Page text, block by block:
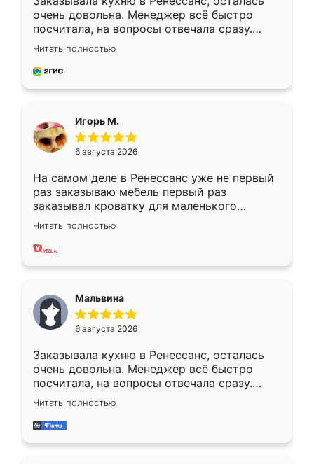
очень довольна. Менеджер всё быстро
посчитала, на вопросы отвечала сразу.
Замерщик приехал в субботу, подошёл к
делу со всей ответственностью. Собрали
за день, ребята работали аккуратно, даже
Читать полностью
Игорь М.
6 августа 2026
На самом деле в Ренессанс уже не первый
раз заказываю мебель первый раз
заказывал кроватку для маленького
ребёнка при его рождении ,во второй раз
заказал шкаф-купе. По качеству очень
хорошее сборка достаточно быстрая,
меньше, здесь же он более разнообразный.
Мне нравится ,если что-то потребуется из
мебели буду заказывать только здесь.
Читать полностью
Мальвина
6 августа 2026
Заказывала кухню в Ренессанс, осталась
очень довольна. Менеджер всё быстро
посчитала, на вопросы отвечала сразу.
Замерщик приехал в субботу, подошёл к
делу со всей ответственностью. Собрали
за день, ребята работали аккуратно, даже
Читать полностью